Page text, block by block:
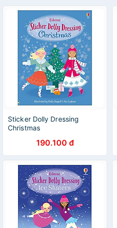
Sticker Dolly Dressing
Christmas
190.100 đ